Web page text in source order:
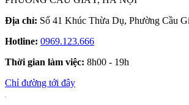
Địa chỉ: Số 41 Khúc Thừa Dụ, Phường Cầu
Hotline: 0969.123.666
Thời gian làm việc: 8h00 - 19h
Chỉ đường tới đây